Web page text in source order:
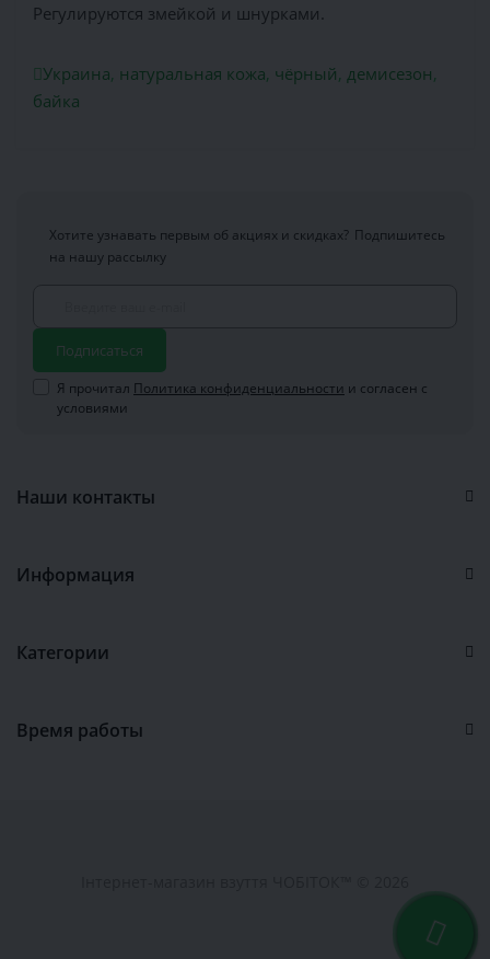
Регулируются змейкой и шнурками.
Украина, натуральная кожа, чёрный, демисезон,
байка
Хотите узнавать первым об акциях и скидках? Подпишитесь
на нашу рассылку
Подписаться
Я прочитал Политика конфиденциальности и согласен с
условиями
Наши контакты
Информация
Категории
Время работы